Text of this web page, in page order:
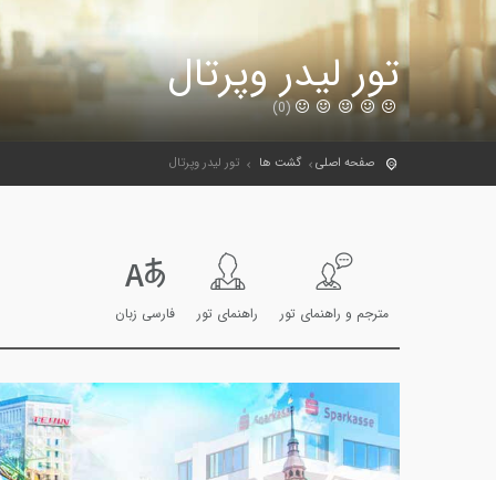
تور لیدر وپرتال
(0)
صفحه اصلی گشت ها تور لیدر وپرتال
مترجم و راهنمای تور راهنمای تور فارسی زبان